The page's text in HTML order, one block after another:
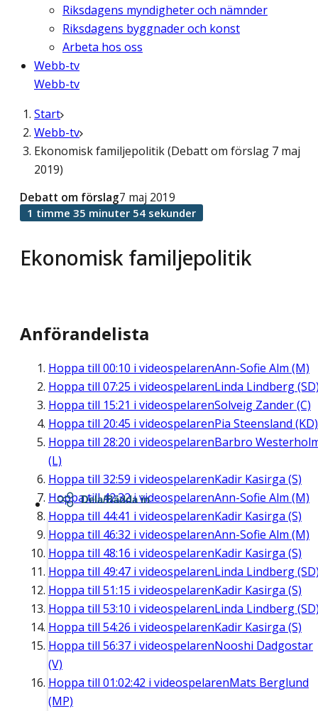
Riksdagens myndigheter och nämnder
Riksdagens byggnader och konst
Arbeta hos oss
Webb-tv
Webb-tv
Start
Webb-tv
Ekonomisk familjepolitik (Debatt om förslag 7 maj
2019)
Ekonomisk familjepolitik
Debatt om förslag7 maj 2019
1 timme 35 minuter 54 sekunder
Anförandelista
Hoppa till 00:10 i videospelarenAnn-Sofie Alm (M)
Hoppa till 07:25 i videospelarenLinda Lindberg
Hoppa till 15:21 i videospelarenSolveig Zander (C)
Hoppa till 20:45 i videospelarenPia Steensland (KD)
Hoppa till 28:20 i videospelarenBarbro
(L)
Hoppa till 32:59 i videospelarenKadir Kasirga (S)
Hoppa till42:32i videospelarenAnn-Sofie Alm (M)
Hoppa till 44:41 i videospelarenKadir Kasirga (S)
Hoppa till 46:32 i videospelarenAnn-Sofie Alm (M)
Hoppa till 48:16 i videospelarenKadir Kasirga (S)
Hoppa till 49:47 i videospelarenLinda Lindberg
Hoppa till 51:15 i videospelarenKadir Kasirga (S)
Hoppa till 53:10 i videospelarenLinda Lindberg
Hoppa till 54:26 i videospelarenKadir Kasirga (S)
Hoppa till 56:37 i videospelarenNooshi Dadgostar
(V)
Hoppa till 01:02:42 i videospelarenMats Berglund
(MP)
Dela/Bädda in